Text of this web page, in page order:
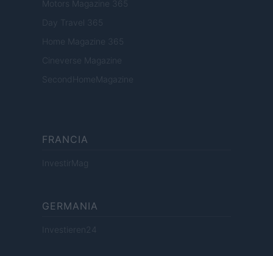
Motors Magazine 365
Day Travel 365
Home Magazine 365
Cineverse Magazine
SecondHomeMagazine
FRANCIA
InvestirMag
GERMANIA
Investieren24